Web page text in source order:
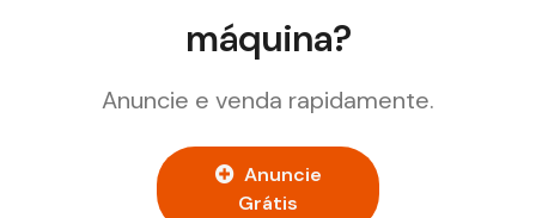
máquina?
Anuncie e venda rapidamente.
Anuncie
Grátis